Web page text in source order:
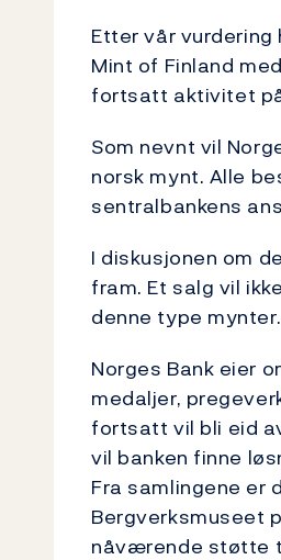
Etter vår
Mint of Finland
fortsatt aktivitet
Som nevnt vil
norsk mynt. Alle
sentralbankens
I diskusjonen om
fram. Et salg vil
denne type mynter.
Norges Bank eier
medaljer,
fortsatt vil bli eid
vil banken finne
Fra samlingene er
Bergverksmuseet
nåværende støtte